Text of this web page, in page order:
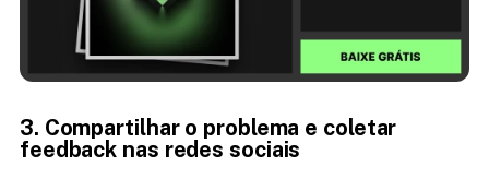
3. Compartilhar o problema e coletar
feedback nas redes sociais